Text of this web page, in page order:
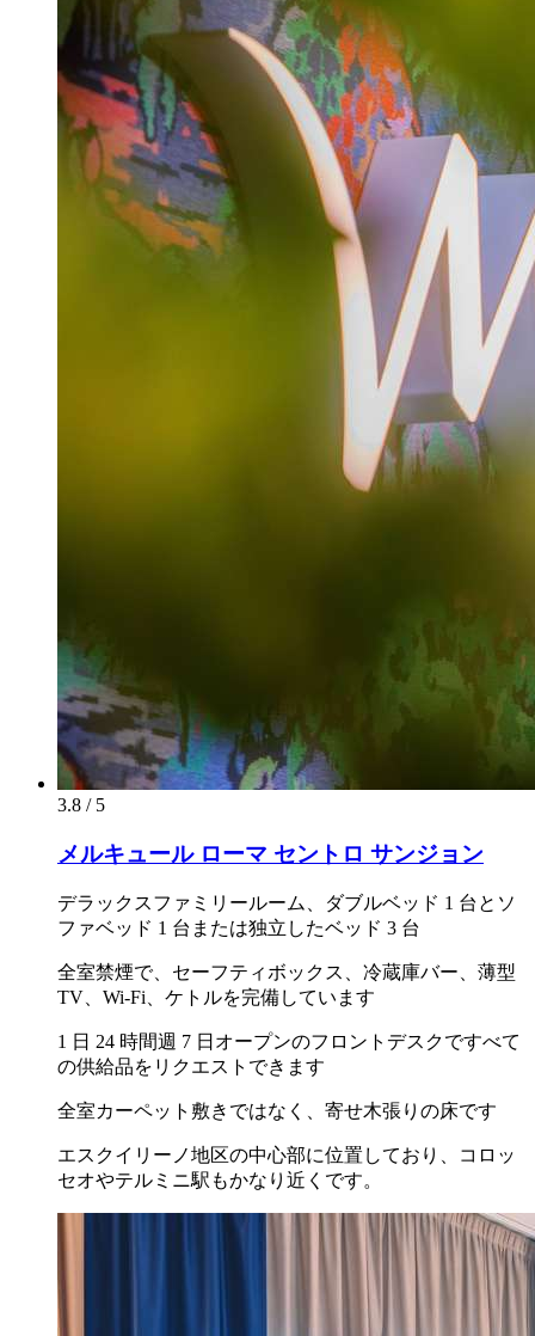
3.8 / 5
メルキュール ローマ セントロ サンジョン
デラックスファミリールーム、ダブルベッド 1 台とソ
ファベッド 1 台または独立したベッド 3 台
全室禁煙で、セーフティボックス、冷蔵庫バー、薄型
TV、Wi-Fi、ケトルを完備しています
1 日 24 時間週 7 日オープンのフロントデスクですべて
の供給品をリクエストできます
全室カーペット敷きではなく、寄せ木張りの床です
エスクイリーノ地区の中心部に位置しており、コロッ
セオやテルミニ駅もかなり近くです。